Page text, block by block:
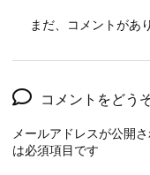
まだ、コメントがあ
コメントをどう
メールアドレスが公開
は必須項目です